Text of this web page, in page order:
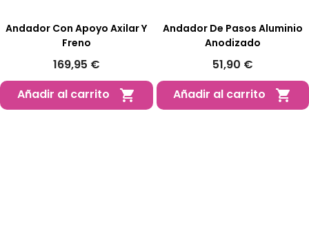
Andador Con Apoyo Axilar Y
Freno
169,95 €
Añadir al carrito

Andador De Pasos Aluminio
Anodizado
51,90 €
Añadir al carrito
